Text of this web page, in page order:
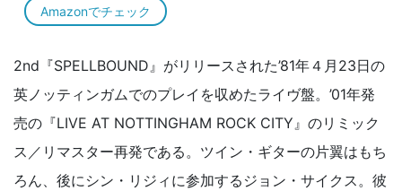
Amazonでチェック
2nd『SPELLBOUND』がリリースされた’81年４月23日の
英ノッティンガムでのプレイを収めたライヴ盤。’01年発
売の『LIVE AT NOTTINGHAM ROCK CITY』のリミック
ス／リマスター再発である。ツイン・ギターの片翼はもち
ろん、後にシン・リジィに参加するジョン・サイクス。彼